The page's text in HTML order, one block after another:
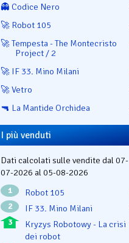
👻 Codice Nero
🚀 Robot 105
🚀 Tempesta - The Montecristo
Project / 2
🚀 IF 33. Mino Milani
🚀 Vetro
🔫 La Mantide Orchidea
I più venduti
Dati calcolati sulle vendite dal 07-
07-2026 al 05-08-2026
1 Robot 105
2 IF 33. Mino Milani
3
Kryzys Robotowy - La crisi
dei robot